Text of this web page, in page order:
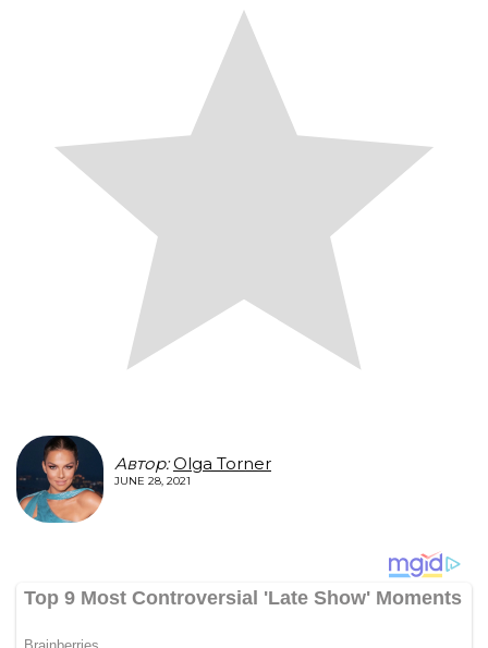
Автор: Olga Torner
JUNE 28, 2021